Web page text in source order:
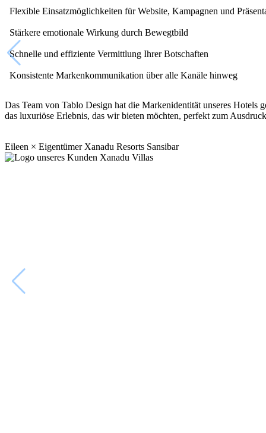
Flexible Einsatzmöglichkeiten für Website, Kampagnen und
Stärkere emotionale Wirkung durch Bewegtbild
Schnelle und effiziente Vermittlung Ihrer Botschaften
Konsistente Markenkommunikation über alle Kanäle hinweg
Das Team von Tablo Design hat die Markenidentität unseres
das luxuriöse Erlebnis, das wir bieten möchten, perfekt zum
Eileen × Eigentümer Xanadu Resorts Sansibar
Die Zusammenarbeit mit Tablo ist seit dem ersten Tag eine große
nicht nur ein verlässlicher Partner, sondern eine wertvolle
Alexia × Senior Marketing Manager Hotel Vier Jahreszeiten Hamburg
Seit vielen Jahren begleitet uns Tablo im Bereich Grafik,
Ob neue Projekte, kurzfristige Anpassungen oder umfangreiche